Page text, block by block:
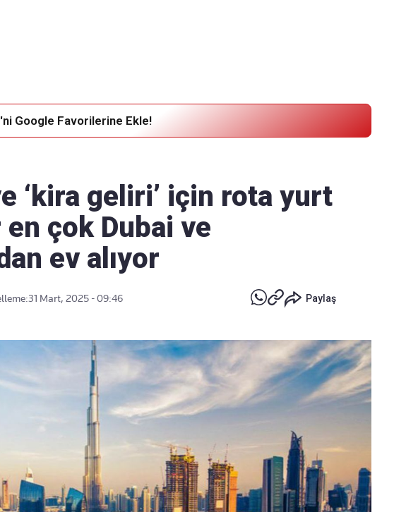
Google Favorilerine Ekle!
‘kira geliri’ için rota yurt
en çok Dubai ve
ev alıyor
31 Mart, 2025 - 09:46 Paylaş